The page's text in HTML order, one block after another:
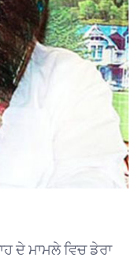
ਦੇ ਮਾਮਲੇ ਵਿਚ ਡੇਰਾ